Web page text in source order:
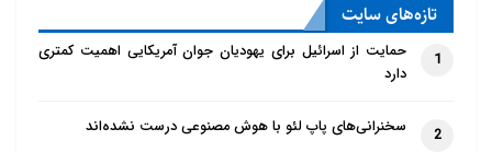
تازه‌‌های سایت
1
حمایت از اسرائیل برای یهودیان جوان آمریکایی اهمیت کمتری
دارد
2 سخنرانی‌های پاپ لئو با هوش مصنوعی درست نشده‌اند